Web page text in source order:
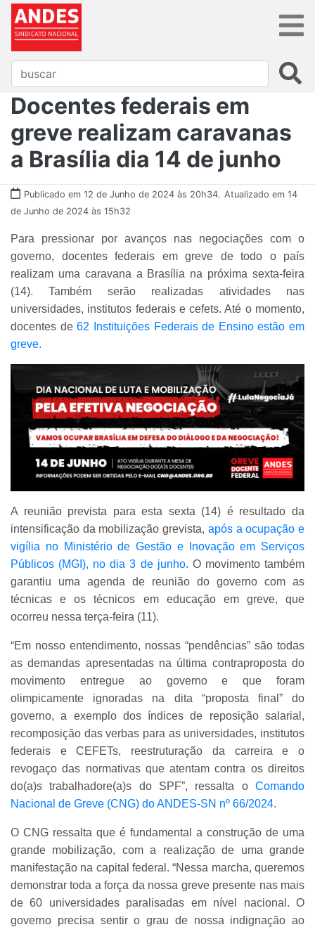
Docentes federais em
greve realizam caravanas
a Brasília dia 14 de junho
Publicado em 12 de Junho de 2024 às 20h34. Atualizado em 14
de Junho de 2024 às 15h32
Para pressionar por avanços nas negociações com o
governo, docentes federais em greve de todo o país
realizam uma caravana a Brasília na próxima sexta-feira
(14). Também serão realizadas atividades nas
universidades, institutos federais e cefets. Até o momento,
docentes de62 Instituições Federais de Ensino estão em
greve.
A reunião prevista para esta sexta (14) é resultado da
intensificação da mobilização grevista, após a ocupação e
vigília no Ministério de Gestão e Inovação em Serviços
Públicos (MGI), no dia 3 de junho. O movimento também
garantiu uma agenda de reunião do governo com as
técnicas e os técnicos em educação em greve, que
ocorreu nessa terça-feira (11).
“Em nosso entendimento, nossas “pendências” são todas
as demandas apresentadas na última contraproposta do
movimento entregue ao governo e que foram
olimpicamente ignoradas na dita “proposta final” do
governo, a exemplo dos índices de reposição salarial,
recomposição das verbas para as universidades, institutos
federais e CEFETs, reestruturação da carreira e o
revogaço das normativas que atentam contra os direitos
do(a)s trabalhadore(a)s do SPF”, ressalta o Comando
Nacional de Greve (CNG) do ANDES-SN nº 66/2024.
O CNG ressalta que é fundamental a construção de uma
grande mobilização, com a realização de uma grande
manifestação na capital federal. “Nessa marcha, queremos
demonstrar toda a força da nossa greve presente nas mais
de 60 universidades paralisadas em nível nacional. O
governo precisa sentir o grau de nossa indignação ao